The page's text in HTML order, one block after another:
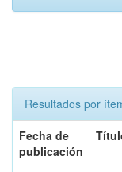
Resultados por
Fecha de
publicación